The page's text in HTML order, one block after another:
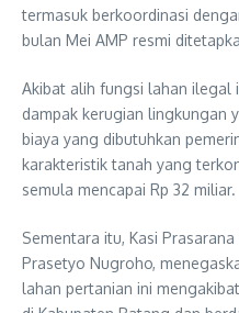
termasuk berkoordinasi
bulan Mei AMP resmi
Akibat alih fungsi lahan ilegal
dampak kerugian lingkungan
biaya yang dibutuhkan
karakteristik tanah yang
semula mencapai Rp 32 miliar.
Sementara itu, Kasi
Prasetyo Nugroho,
lahan pertanian ini